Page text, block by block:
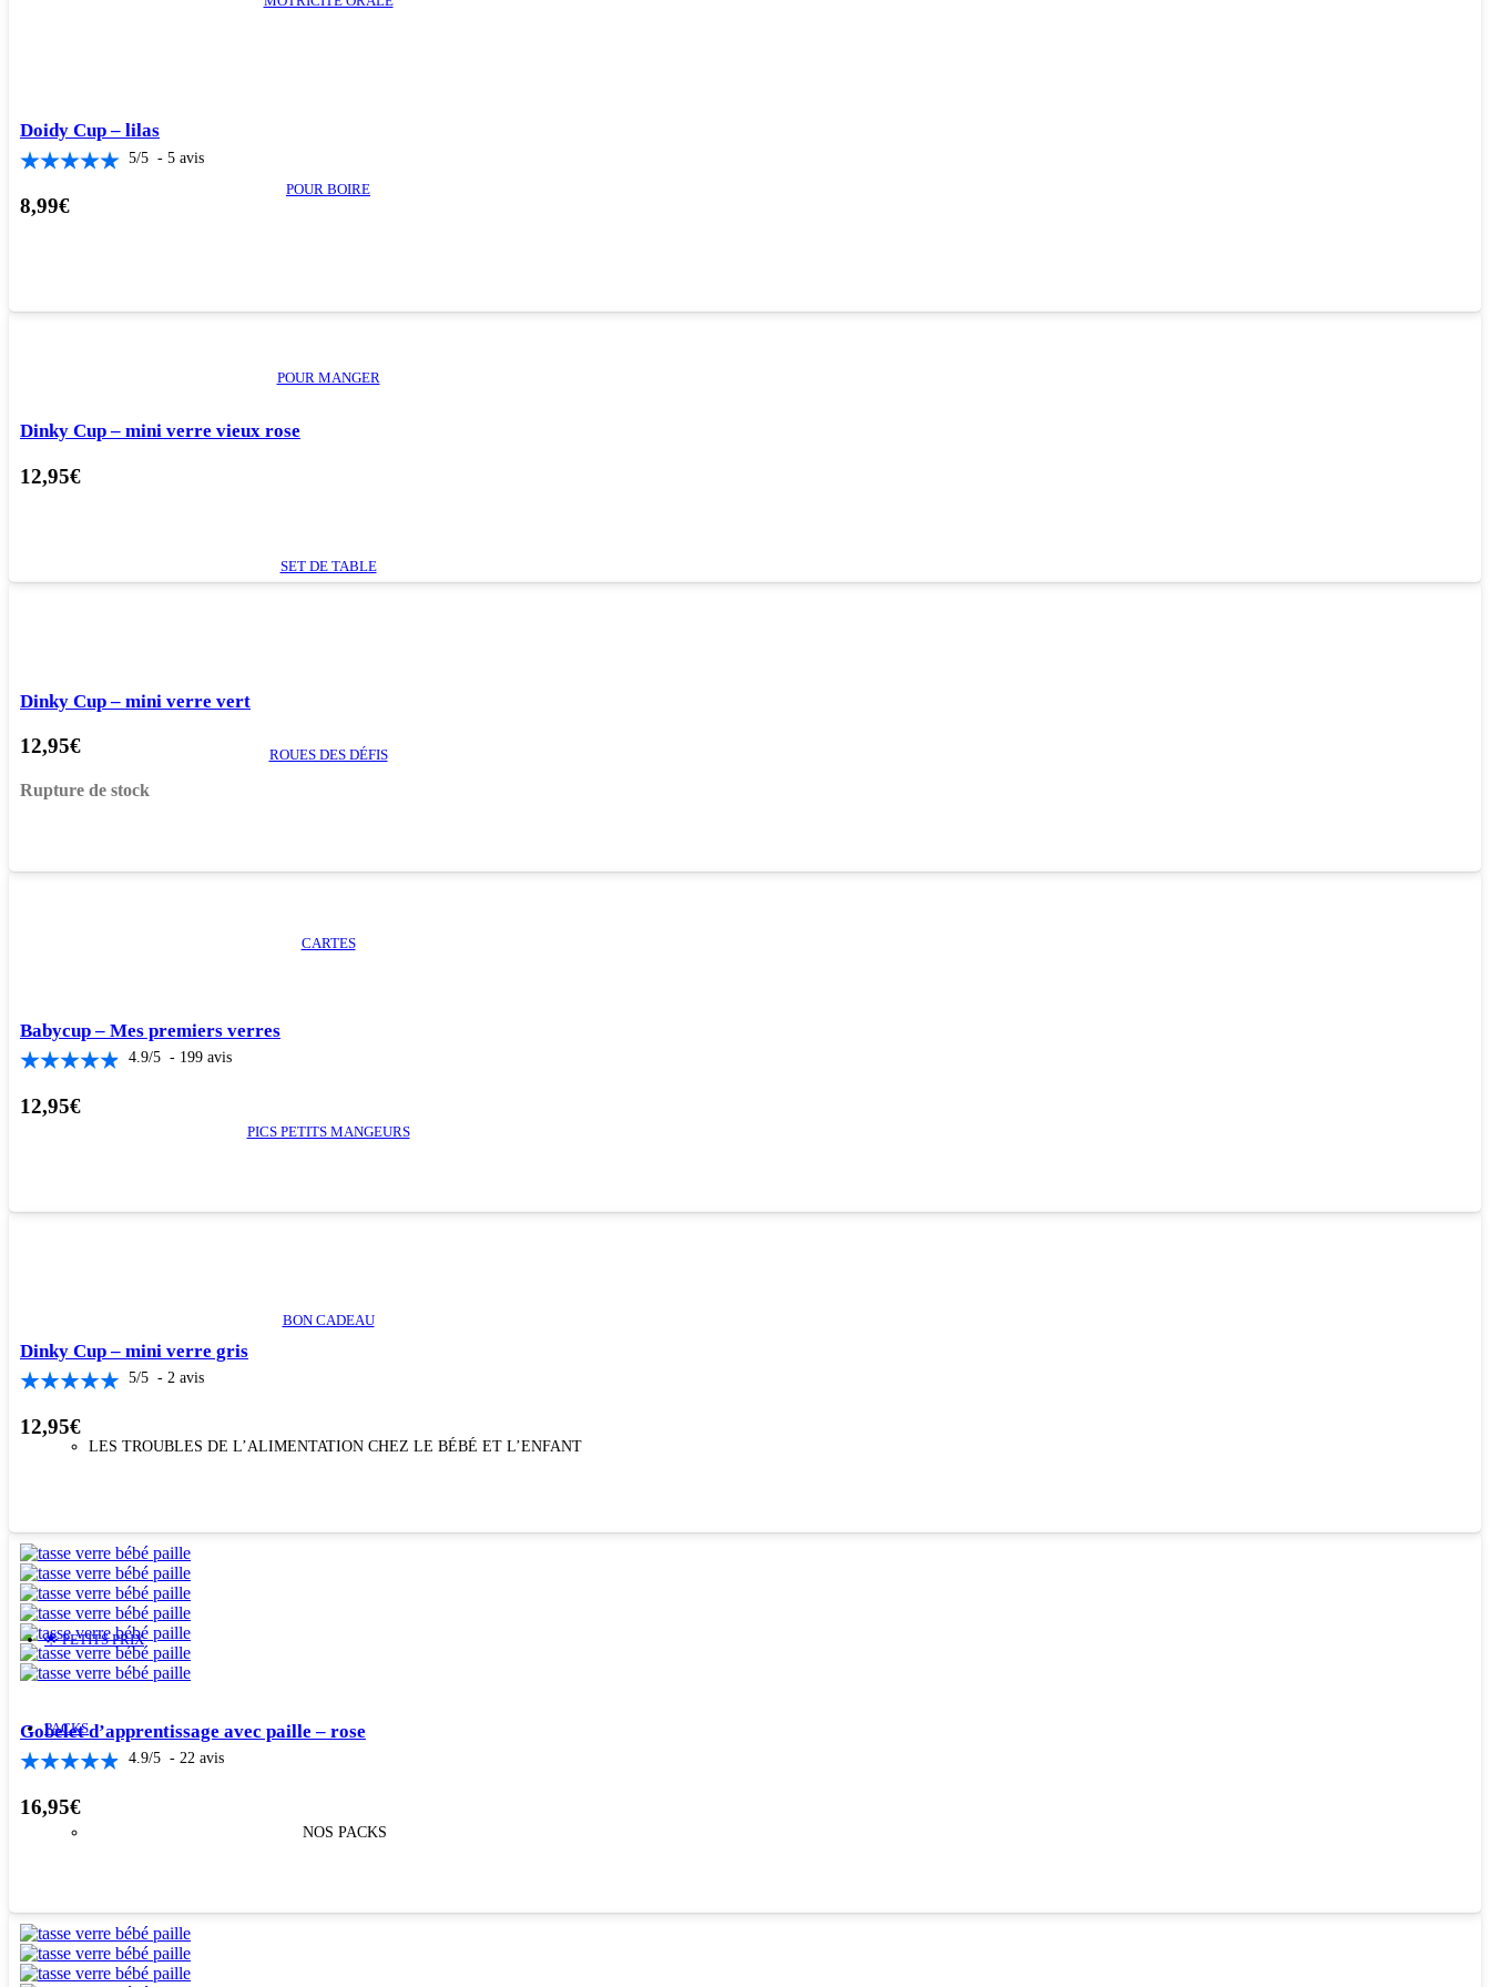
POUR BOIRE
POUR MANGER
SET DE TABLE
ROUES DES DÉFIS
CARTES
PICS PETITS MANGEURS
BON CADEAU
LES TROUBLES DE L’ALIMENTATION CHEZ LE BÉBÉ ET L’ENFANT
🌟 PETITS PRIX
PACKS
NOS PACKS
Doidy Cup – lilas
5/5 - 5 avis
8,99€
Dinky Cup – mini verre vieux rose
12,95€
Dinky Cup – mini verre vert
12,95€
Rupture de stock
Babycup – Mes premiers verres
4.9/5 - 199 avis
12,95€
Dinky Cup – mini verre gris
5/5 - 2 avis
12,95€
Gobelet d’apprentissage avec paille – rose
4.9/5 - 22 avis
16,95€